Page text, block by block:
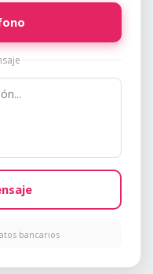
bancarios